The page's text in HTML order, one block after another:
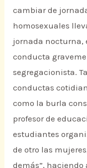
cambiar de
homosexuales
jornada nocturna,
conducta
segregacionista.
conductas
como la burla
profesor de
estudiantes
de otro las
demás”,